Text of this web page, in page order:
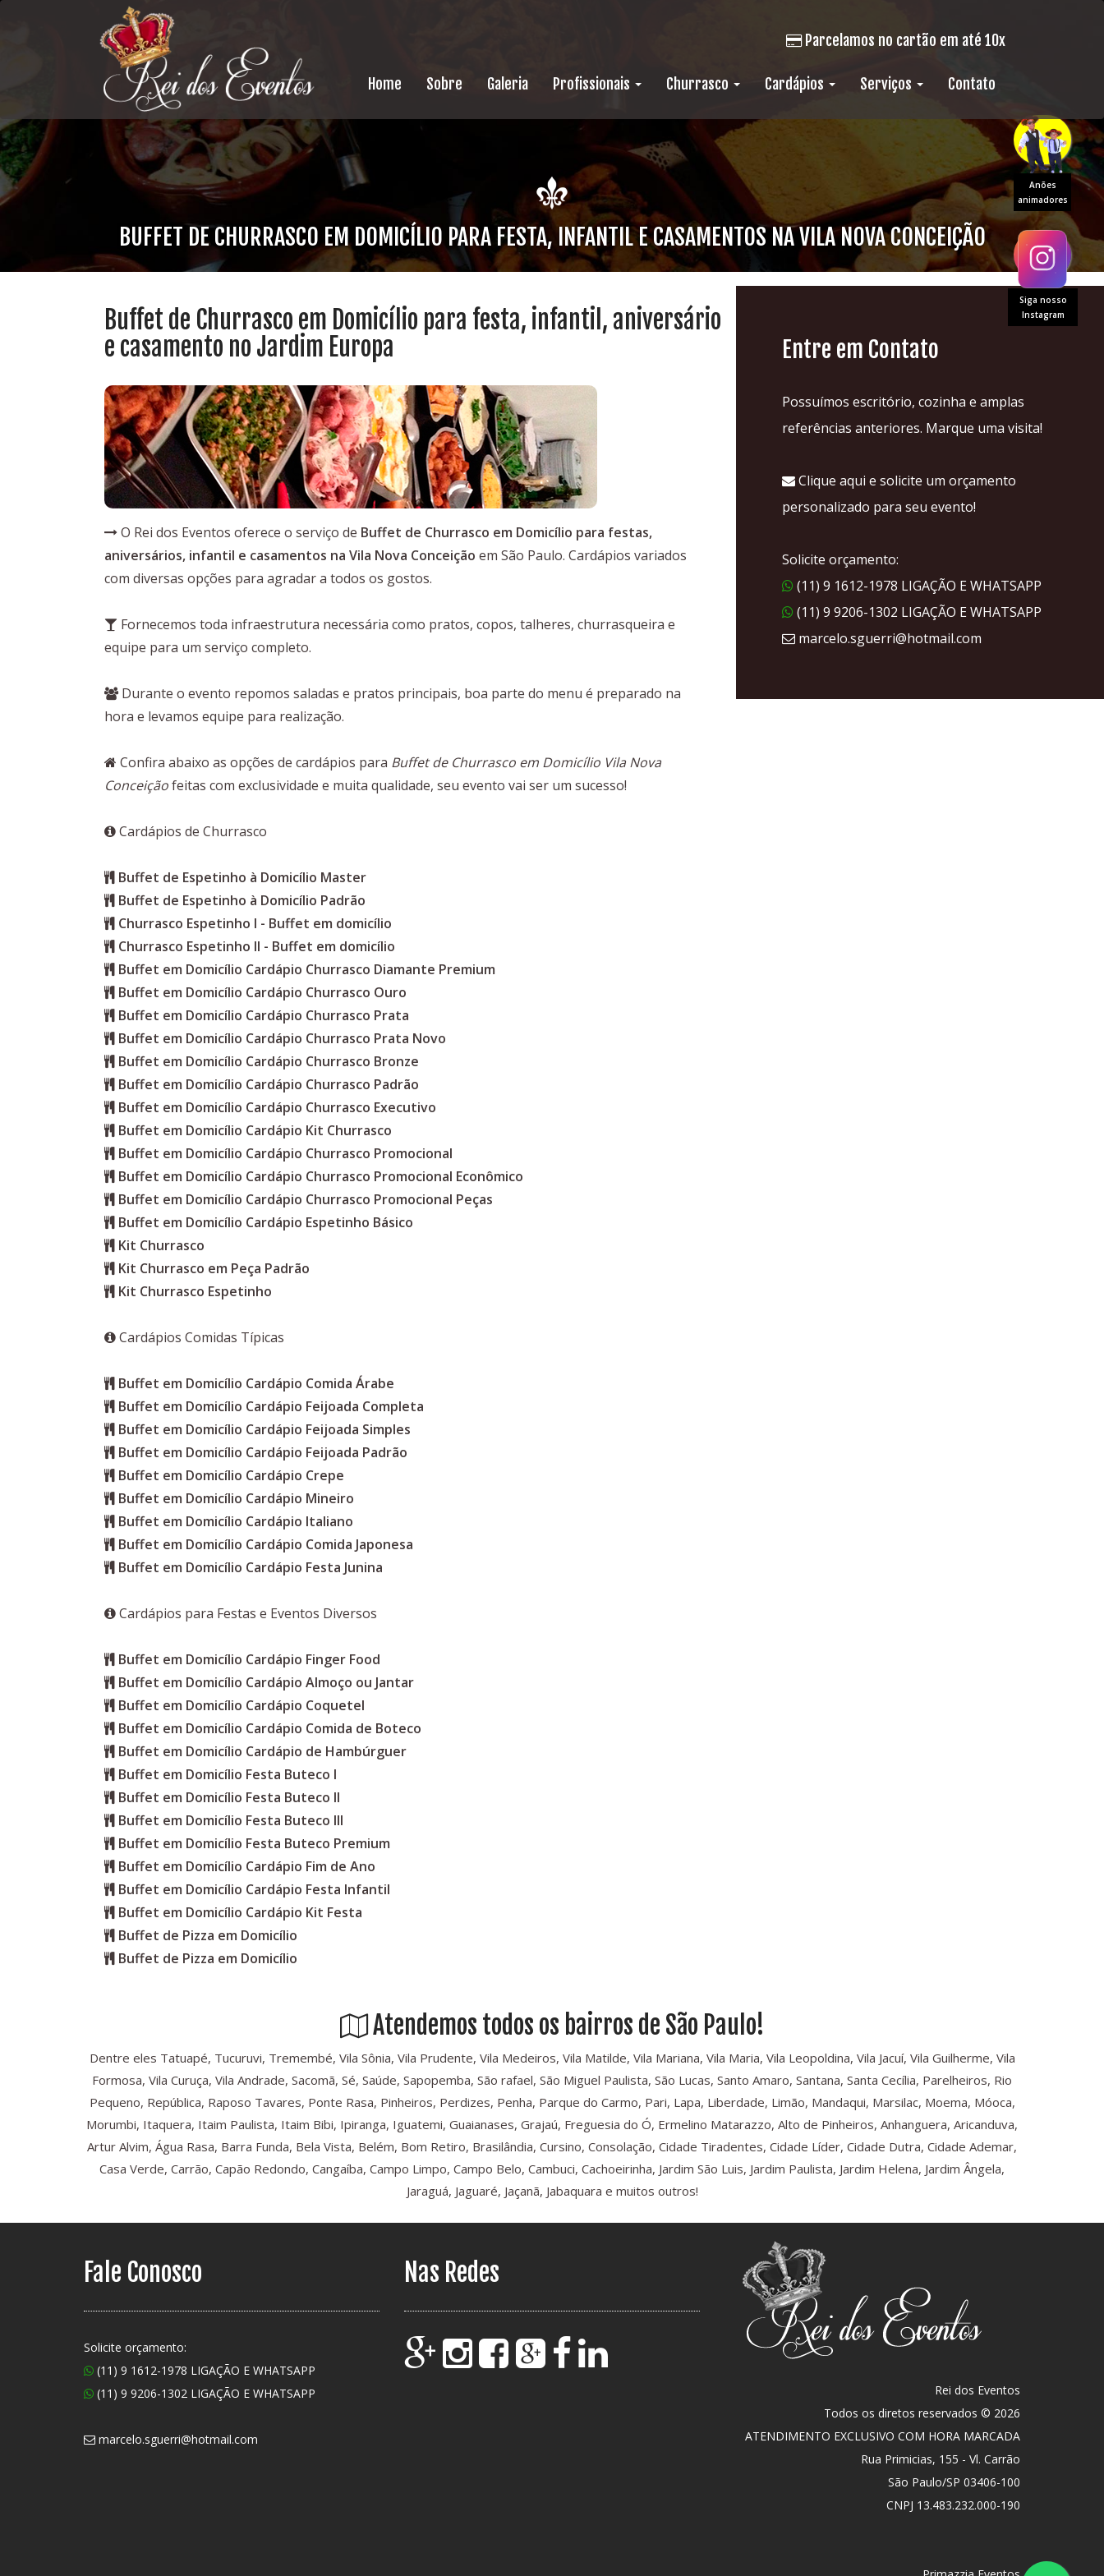
Anões
animadores
Siga nosso
Instagram
Home Sobre Galeria Profissionais Churrasco Cardápios Serviços Contato
Parcelamos no cartão em até 10x
BUFFET DE CHURRASCO EM DOMICÍLIO PARA FESTA, INFANTIL E CASAMENTOS NA VILA NOVA CONCEIÇÃO
Buffet de Churrasco em Domicílio para festa, infantil, aniversário
e casamento no Jardim Europa
O Rei dos Eventos oferece o serviço de Buffet de Churrasco em Domicílio para festas,
aniversários, infantil e casamentos na Vila Nova Conceição em São Paulo. Cardápios variados
com diversas opções para agradar a todos os gostos.
Fornecemos toda infraestrutura necessária como pratos, copos, talheres, churrasqueira e
equipe para um serviço completo.
Durante o evento repomos saladas e pratos principais, boa parte do menu é preparado na
hora e levamos equipe para realização.
Confira abaixo as opções de cardápios para Buffet de Churrasco em Domicílio Vila Nova
Conceiçãofeitas com exclusividade e muita qualidade, seu evento vai ser um sucesso!
Cardápios de Churrasco
Buffet de Espetinho à Domicílio Master
Buffet de Espetinho à Domicílio Padrão
Churrasco Espetinho I - Buffet em domicílio
Churrasco Espetinho II - Buffet em domicílio
Buffet em Domicílio Cardápio Churrasco Diamante Premium
Buffet em Domicílio Cardápio Churrasco Ouro
Buffet em Domicílio Cardápio Churrasco Prata
Buffet em Domicílio Cardápio Churrasco Prata Novo
Buffet em Domicílio Cardápio Churrasco Bronze
Buffet em Domicílio Cardápio Churrasco Padrão
Buffet em Domicílio Cardápio Churrasco Executivo
Buffet em Domicílio Cardápio Kit Churrasco
Buffet em Domicílio Cardápio Churrasco Promocional
Buffet em Domicílio Cardápio Churrasco Promocional Econômico
Buffet em Domicílio Cardápio Churrasco Promocional Peças
Buffet em Domicílio Cardápio Espetinho Básico
Kit Churrasco
Kit Churrasco em Peça Padrão
Kit Churrasco Espetinho
Cardápios Comidas Típicas
Buffet em Domicílio Cardápio Comida Árabe
Buffet em Domicílio Cardápio Feijoada Completa
Buffet em Domicílio Cardápio Feijoada Simples
Buffet em Domicílio Cardápio Feijoada Padrão
Buffet em Domicílio Cardápio Crepe
Buffet em Domicílio Cardápio Mineiro
Buffet em Domicílio Cardápio Italiano
Buffet em Domicílio Cardápio Comida Japonesa
Buffet em Domicílio Cardápio Festa Junina
Cardápios para Festas e Eventos Diversos
Buffet em Domicílio Cardápio Finger Food
Buffet em Domicílio Cardápio Almoço ou Jantar
Buffet em Domicílio Cardápio Coquetel
Buffet em Domicílio Cardápio Comida de Boteco
Buffet em Domicílio Cardápio de Hambúrguer
Buffet em Domicílio Festa Buteco I
Buffet em Domicílio Festa Buteco II
Buffet em Domicílio Festa Buteco III
Buffet em Domicílio Festa Buteco Premium
Buffet em Domicílio Cardápio Fim de Ano
Buffet em Domicílio Cardápio Festa Infantil
Buffet em Domicílio Cardápio Kit Festa
Buffet de Pizza em Domicílio
Buffet de Pizza em Domicílio
Entre em Contato
Possuímos escritório, cozinha e amplas
referências anteriores. Marque uma visita!
Clique aqui e solicite um orçamento
personalizado para seu evento!
Solicite orçamento:
(11) 9 1612-1978 LIGAÇÃO E WHATSAPP
(11) 9 9206-1302 LIGAÇÃO E WHATSAPP
marcelo.sguerri@hotmail.com
Atendemos todos os bairros de São Paulo!
Dentre eles Tatuapé, Tucuruvi, Tremembé, Vila Sônia, Vila Prudente, Vila Medeiros, Vila Matilde, Vila Mariana, Vila Maria, Vila Leopoldina, Vila Jacuí, Vila Guilherme, Vila
Formosa, Vila Curuça, Vila Andrade, Sacomã, Sé, Saúde, Sapopemba, São rafael, São Miguel Paulista, São Lucas, Santo Amaro, Santana, Santa Cecília, Parelheiros, Rio
Pequeno, República, Raposo Tavares, Ponte Rasa, Pinheiros, Perdizes, Penha, Parque do Carmo, Pari, Lapa, Liberdade, Limão, Mandaqui, Marsilac, Moema, Móoca,
Morumbi, Itaquera, Itaim Paulista, Itaim Bibi, Ipiranga, Iguatemi, Guaianases, Grajaú, Freguesia do Ó, Ermelino Matarazzo, Alto de Pinheiros, Anhanguera, Aricanduva,
Artur Alvim, Água Rasa, Barra Funda, Bela Vista, Belém, Bom Retiro, Brasilândia, Cursino, Consolação, Cidade Tiradentes, Cidade Líder, Cidade Dutra, Cidade Ademar,
Casa Verde, Carrão, Capão Redondo, Cangaíba, Campo Limpo, Campo Belo, Cambuci, Cachoeirinha, Jardim São Luis, Jardim Paulista, Jardim Helena, Jardim Ângela,
Jaraguá, Jaguaré, Jaçanã, Jabaquara e muitos outros!
Fale Conosco
Solicite orçamento:
(11) 9 1612-1978 LIGAÇÃO E WHATSAPP
(11) 9 9206-1302 LIGAÇÃO E WHATSAPP
marcelo.sguerri@hotmail.com
Nas Redes
Rei dos Eventos
Todos os diretos reservados © 2026
ATENDIMENTO EXCLUSIVO COM HORA MARCADA
Rua Primicias, 155 - Vl. Carrão
São Paulo/SP 03406-100
CNPJ 13.483.232.000-190